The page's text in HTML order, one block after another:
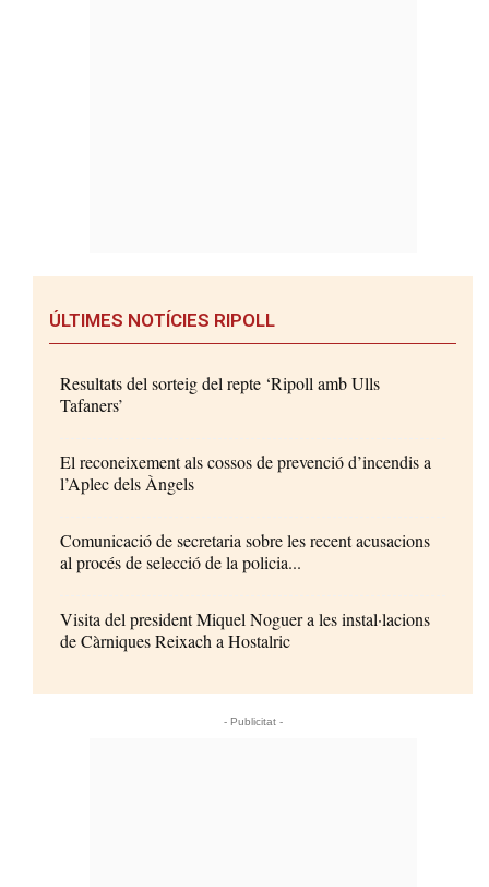
ÚLTIMES NOTÍCIES RIPOLL
Resultats del sorteig del repte ‘Ripoll amb Ulls
Tafaners’
El reconeixement als cossos de prevenció d’incendis a
l’Aplec dels Àngels
Comunicació de secretaria sobre les recent acusacions
al procés de selecció de la policia...
Visita del president Miquel Noguer a les instal·lacions
de Càrniques Reixach a Hostalric
- Publicitat -